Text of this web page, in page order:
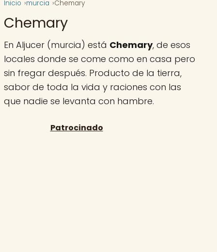
Inicio murcia Chemary
Chemary
En Aljucer (murcia) está Chemary, de esos
locales donde se come como en casa pero
sin fregar después. Producto de la tierra,
sabor de toda la vida y raciones con las
que nadie se levanta con hambre.